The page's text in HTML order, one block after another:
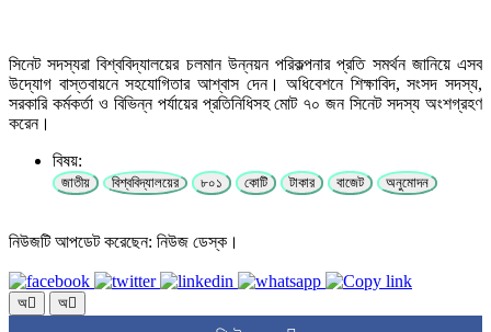
সিনেট সদস্যরা বিশ্ববিদ্যালয়ের চলমান উন্নয়ন পরিকল্পনার প্রতি সমর্থন জানিয়ে এসব
উদ্যোগ বাস্তবায়নে সহযোগিতার আশ্বাস দেন। অধিবেশনে শিক্ষাবিদ, সংসদ সদস্য,
সরকারি কর্মকর্তা ও বিভিন্ন পর্যায়ের প্রতিনিধিসহ মোট ৭০ জন সিনেট সদস্য অংশগ্রহণ
করেন।
বিষয়:
জাতীয় বিশ্ববিদ্যালয়ের ৮০১ কোটি টাকার বাজেট অনুমোদন
নিউজটি আপডেট করেছেন: নিউজ ডেস্ক।
অ অ